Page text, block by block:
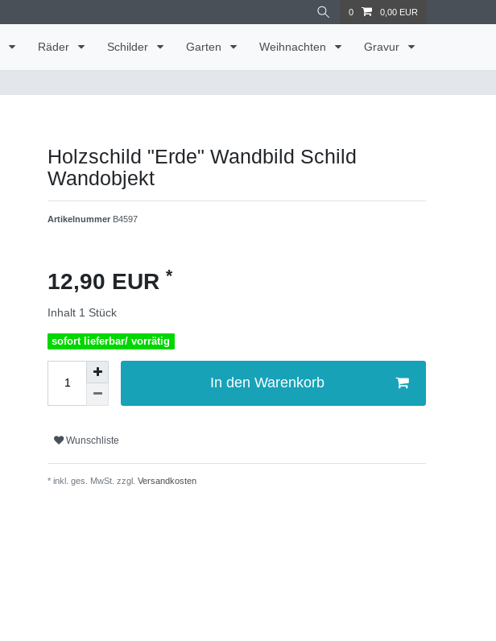
0 0,00 EUR
Räder Schilder Garten Weihnachten Gravur
Holzschild "Erde" Wandbild Schild
Wandobjekt
Artikelnummer B4597
12,90 EUR *
Inhalt 1 Stück
sofort lieferbar/ vorrätig
In den Warenkorb
Wunschliste
* inkl. ges. MwSt. zzgl. Versandkosten